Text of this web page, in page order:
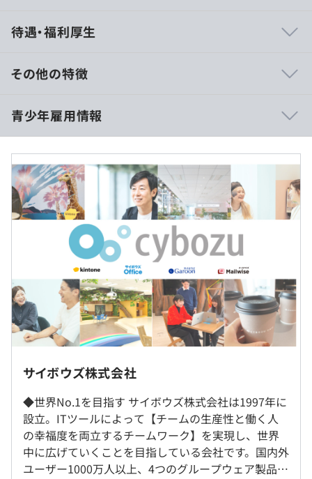
サイボウズの製品の主幹となるアプリケーションはもちろ
アプリ、アプリケーションを支えるミドルウェア、クラウ
ド環境を支えるインフラ基盤まで、すべてのレイヤーで自
◆グループウェア
・大企業向けグループウェア「サイボウズ ガルーン」
https://www.cybozu.com/jp/service/garoon/
大企業向けに特化したワークフローの構築や、強化された
きめ細やかな管理機能が特徴
・ニッポンの定番グループウェア「サイボウズOffice」
https://www.cybozu.com/jp/service/office/
国内シェアNo.1のグループウェア。スケジュール管理など
会社に必要な機能をワンパッケージで。
◆Webデータベース
・業務アプリ開発プラットフォーム「kintone」
ビジネスアプリやデータベースを自由に作って共有できる
クラウドサービス
◆メール共有
・導入数No.1のメール共有「メールワイズ」
オンラインで開催します。
待遇・福利厚生
9：00〜18：00
※初日はオリエンテーション、最終日は懇親会を実施する
ため就業時間が変更する可能性があります。
休憩時間：60分
平均残業時間：基本残業はありません
実施日のみ
インターンのためなし
インターンのためなし
その他の特徴
青少年雇用情報
過去３年間の新卒採用者数・離職者数
前年度 採用者数39人 離職者数0人
2年度前 採用者数35人 離職者数0人
3年度前 採用者数46人 離職者数4人
平均勤続年数
研修の有無及び内容
す。
メンター制度の有無
なし
社内検定等の制度の有無及びその内容
なし
サイボウズ株式会社
◆世界No.1を目指す サイボウズ株式会社は1997年に
設立。ITツールによって【チームの生産性と働く人
の幸福度を両立するチームワーク】を実現し、世界
中に広げていくことを目指している会社です。国内外
ユーザー1000万人以上、4つのグループウェア製品を